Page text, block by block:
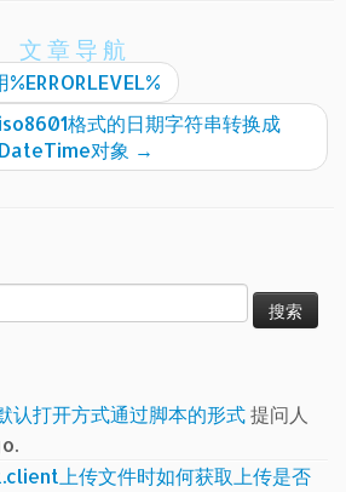
文章导航
格式的日期字符串转换成
DateTime对象 →
认打开方式通过脚本的形式提问人
上传文件时如何获取上传是否